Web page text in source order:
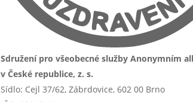
Sdružení pro všeobecné služby Anonymním
v České republice, z. s.
Sídlo: Cejl 37/62, Zábrdovice, 602 00 Brno